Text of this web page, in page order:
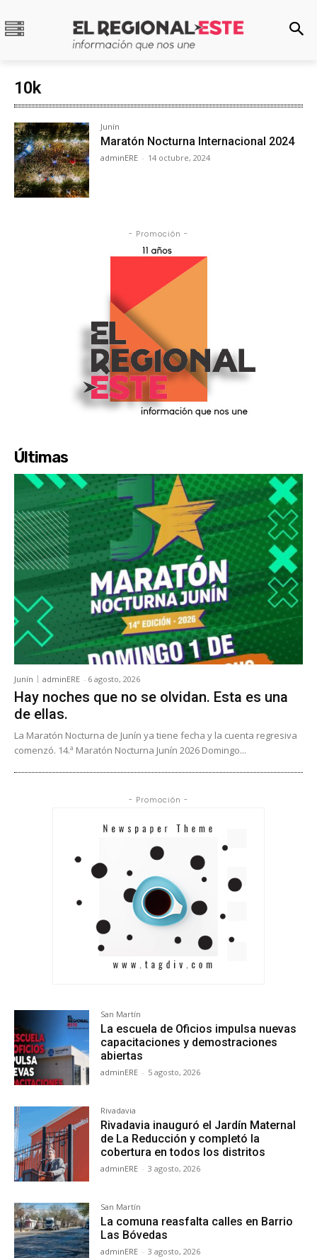
10k
Junín
Maratón Nocturna Internacional 2024
adminERE - 14 octubre, 2024
- Promoción -
Últimas
Junín adminERE - 6 agosto, 2026
Hay noches que no se olvidan. Esta es una
de ellas.
La Maratón Nocturna de Junín ya tiene fecha y la cuenta regresiva
comenzó. 14.ª Maratón Nocturna Junín 2026 Domingo...
- Promoción -
San Martín
La escuela de Oficios impulsa nuevas
capacitaciones y demostraciones
abiertas
adminERE - 5 agosto, 2026
Rivadavia
Rivadavia inauguró el Jardín Maternal
de La Reducción y completó la
cobertura en todos los distritos
adminERE - 3 agosto, 2026
San Martín
La comuna reasfalta calles en Barrio
Las Bóvedas
adminERE - 3 agosto, 2026